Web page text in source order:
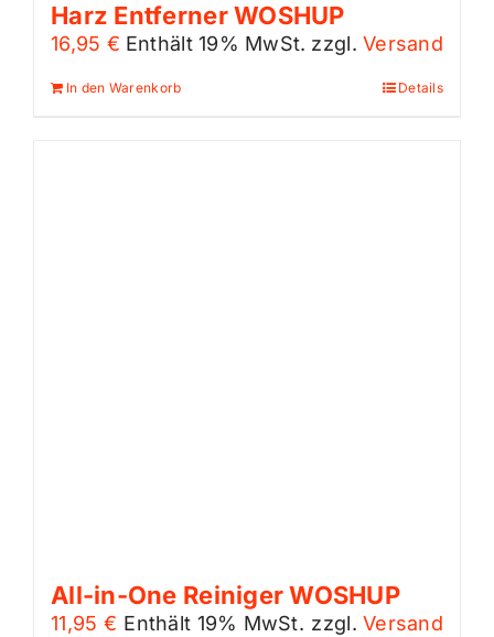
Harz Entferner WOSHUP
16,95 € Enthält 19% MwSt. zzgl.Versand
In den Warenkorb Details
All-in-One Reiniger WOSHUP
11,95 € Enthält 19% MwSt. zzgl.Versand